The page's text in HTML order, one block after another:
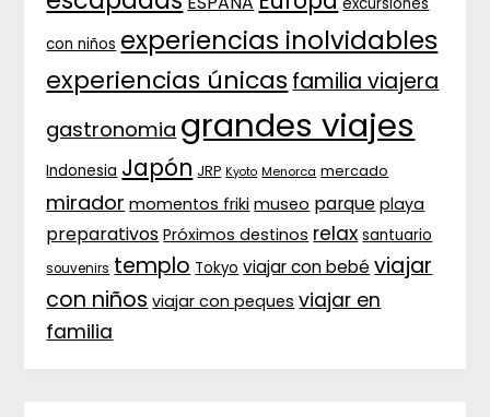
con niños experiencias inolvidables
experiencias únicas familia viajera
gastronomia grandes viajes
Indonesia Japón JRP Kyoto Menorca mercado
mirador momentos friki museo parque playa
preparativos Próximos destinos relax santuario
souvenirs templo Tokyo viajar con bebé viajar
con niños viajar con peques viajar en
familia